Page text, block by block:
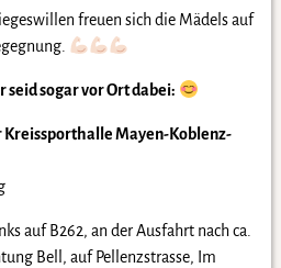
freuen sich die Mädels auf
seid sogar vor Ort dabei:
Kreissporthalle Mayen-Koblenz-
auf B262, an der Ausfahrt nach ca.
Bell, auf Pellenzstrasse, Im